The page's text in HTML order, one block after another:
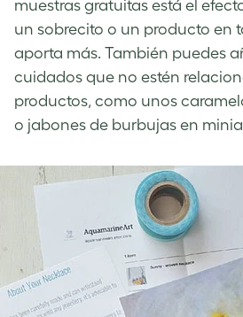
muestras gratuitas está el
un sobrecito o un producto en
aporta más. También puedes
cuidados que no estén
productos, como unos
o jabones de burbujas en